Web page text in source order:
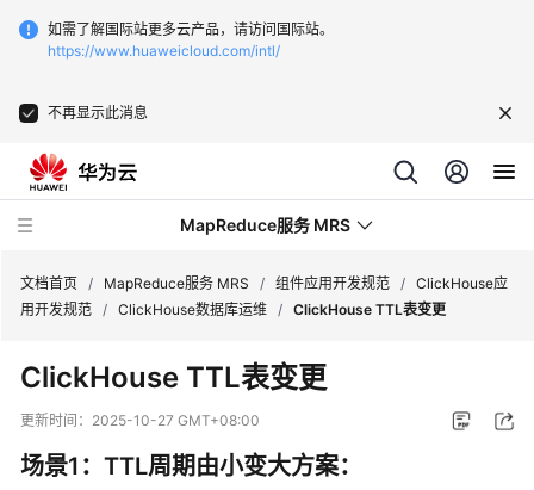
如需了解国际站更多云产品，请访问国际站。
https://www.huaweicloud.com/intl/
不再显示此消息
MapReduce服务 MRS
新
动
文档首页 / MapReduce服务 MRS / 组件应用开发规范 / ClickHouse应
用开发规范 / ClickHouse数据库运维 / ClickHouse TTL表变更
ClickHouse TTL表变更
更新时间： 2025-10-27 GMT+08:00
场景1：TTL周期由小变大方案：